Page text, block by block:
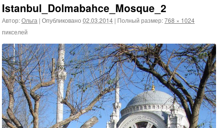
Istanbul_Dolmabahce_Mosque_2
Автор:Ольга | Опубликовано 02.03.2014 | Полный размер:768 × 1024
пикселей